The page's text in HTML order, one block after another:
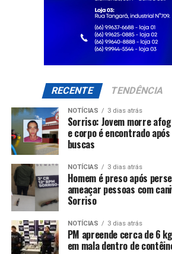
RECENTE TENDÊNCIA
NOTÍCIAS 3 dias atrás
Sorriso: Jovem morre
e corpo é encontrado
buscas
NOTÍCIAS 3 dias atrás
Homem é preso após
ameaçar pessoas com
Sorriso
NOTÍCIAS 3 dias atrás
PM apreende cerca de 6
em mala dentro de